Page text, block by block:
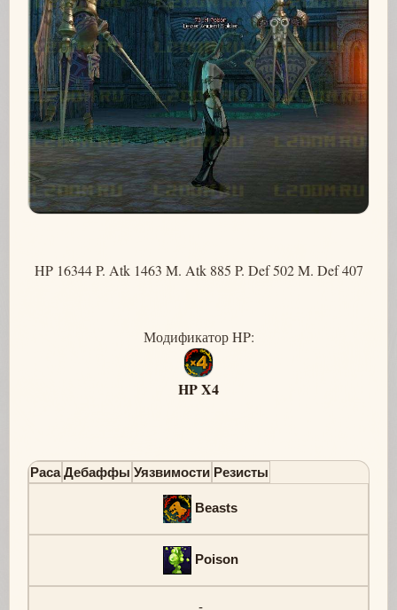
HP 16344 P. Atk 1463 M. Atk 885 P. Def 502 M. Def 407
Модификатор HP:
HP X4
Раса Дебаффы Уязвимости Резисты
Beasts
Poison
-